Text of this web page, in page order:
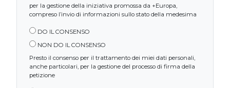
per la gestione della iniziativa promossa da +Europa,
compreso l’invio di informazioni sullo stato della medesima
DO IL CONSENSO
NON DO IL CONSENSO
Presto il consenso per il trattamento dei miei dati personali,
anche particolari, per la gestione del processo di firma della
petizione